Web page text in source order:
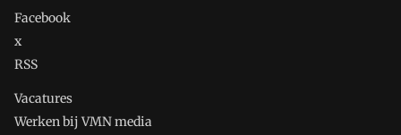
Facebook
x
RSS
Vacatures
Werken bij VMN media